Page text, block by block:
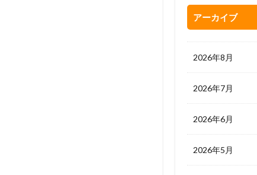
アーカイブ
2026年8月
2026年7月
2026年6月
2026年5月